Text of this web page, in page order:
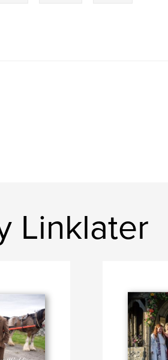
Linklater